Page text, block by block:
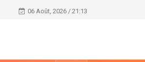
Confirmation de la Cour constitutionnelle de la
06 Août, 2026 / 21:13